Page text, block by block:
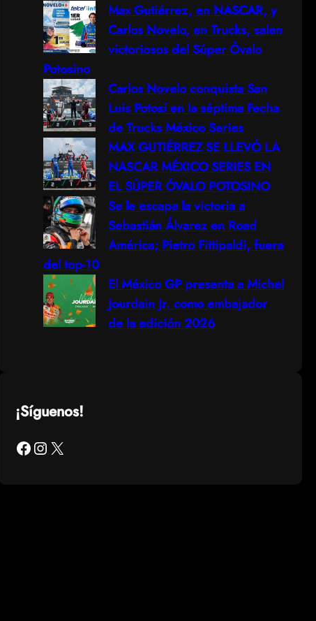
Max Gutiérrez, en NASCAR, y
Carlos Novelo, en Trucks, salen
victoriosos del Súper Óvalo
Potosino
Carlos Novelo conquista San
Luis Potosí en la séptima Fecha
de Trucks México Series
MAX GUTIÉRREZ SE LLEVÓ LA
NASCAR MÉXICO SERIES EN
EL SÚPER ÓVALO POTOSINO
Se le escapa la victoria a
Sebastián Álvarez en Road
América; Pietro Fittipaldi, fuera
del top-10
El México GP presenta a Michel
Jourdain Jr. como embajador
de la edición 2026
¡Síguenos!
Facebook Instagram X